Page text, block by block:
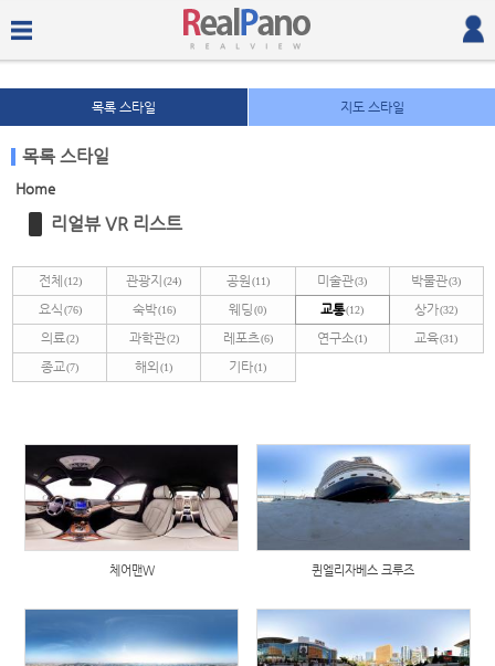
목록 스타일 지도 스타일
목록 스타일
Home
리얼뷰 VR 리스트
전체(12) 관광지 (24) 공원(11) 미술관(3) 박물관(3)
요식(76) 숙박(16) 웨딩 (0) 교통(12) 상가(32)
의료(2) 과학관(2) 레포츠(6) 연구소(1) 교육(31)
종교(7) 해외 (1) 기타(1)
체어맨W 퀸엘리자베스 크루즈
Sketchbook5, 스케치북5
Sketchbook5, 스케치북5